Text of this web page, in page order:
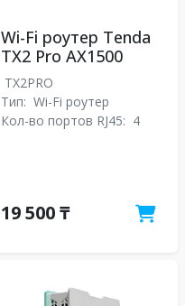
Wi-Fi роутер Tenda
TX2 Pro АX1500
TX2PRO
Тип: Wi-Fi роутер
Кол-во портов RJ45: 4
19 500 ₸